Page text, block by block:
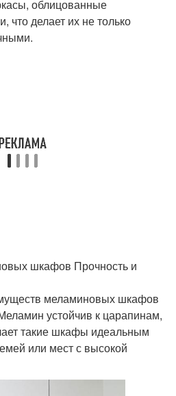
облицованные
делает их не только
шкафов Прочность и
меламиновых шкафов
устойчив к царапинам,
такие шкафы идеальным
или мест с высокой